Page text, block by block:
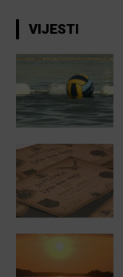
VIJESTI